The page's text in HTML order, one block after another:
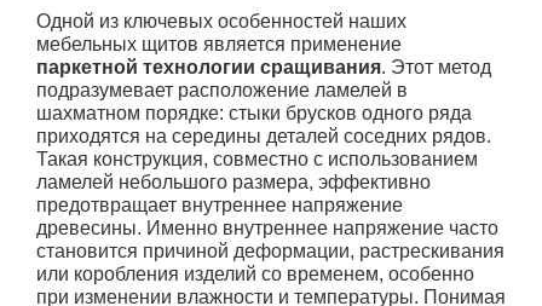
Одной из ключевых особенностей наших
мебельных щитов является применение
паркетной технологии сращивания. Этот метод
подразумевает расположение ламелей в
шахматном порядке: стыки брусков одного ряда
приходятся на середины деталей соседних рядов.
Такая конструкция, совместно с использованием
ламелей небольшого размера, эффективно
предотвращает внутреннее напряжение
древесины. Именно внутреннее напряжение часто
становится причиной деформации, растрескивания
или коробления изделий со временем, особенно
при изменении влажности и температуры. Понимая